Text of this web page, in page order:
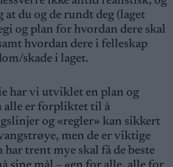
du og de rundt deg (laget
og plan for hvordan dere skal
hvordan dere i felleskap
skade i laget.
har vi utviklet en plan og
alle er forpliktet til å
og «regler» kan sikkert
men de er viktige
har trent mye skal få de beste